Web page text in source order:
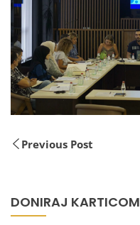
Previous Post
DONIRAJ KARTICOM